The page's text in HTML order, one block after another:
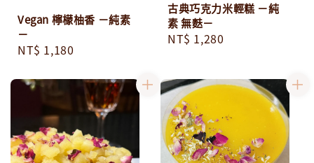
Vegan 檸檬柚香 －純素
－
Regular
NT$ 1,180
古典巧克力米輕糕 －純
素 無麩－
Regular
NT$ 1,280